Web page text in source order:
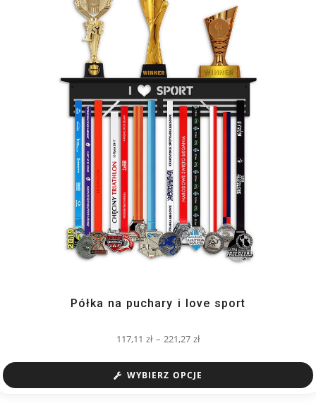
Półka na puchary i love sport
117,11zł – 221,27zł
WYBIERZ OPCJE